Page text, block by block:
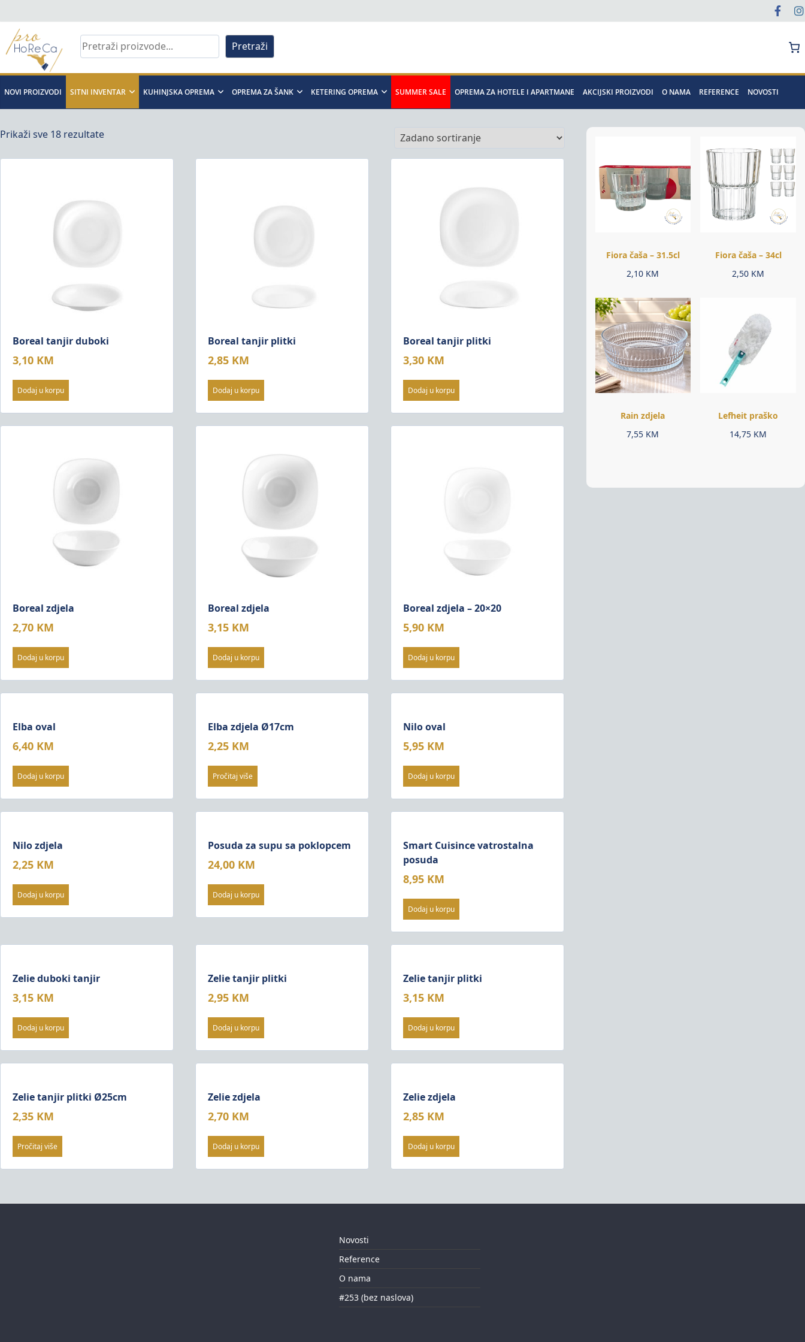
to
content
Pro
Horeca
d.o.o
Pro
Pretraži
NOVI PROIZVODI SITNI INVENTAR KUHINJSKA OPREMA OPREMA ZA ŠANK KETERING OPREMA SUMMER SALE OPREMA ZA HOTELE I APARTMANE AKCIJSKI PROIZVODI O NAMA REFERENCE NOVOSTI
Prikaži sve 18 rezultate
Boreal tanjir duboki
3,10 KM
Dodaj u korpu
Boreal tanjir plitki
2,85 KM
Dodaj u korpu
Boreal tanjir plitki
3,30 KM
Dodaj u korpu
Boreal zdjela
2,70 KM
Dodaj u korpu
Boreal zdjela
3,15 KM
Dodaj u korpu
Boreal zdjela – 20×20
5,90 KM
Dodaj u korpu
Elba oval
6,40 KM
Dodaj u korpu
Elba zdjela Ø17cm
2,25 KM
Pročitaj više
Nilo oval
5,95 KM
Dodaj u korpu
Nilo zdjela
2,25 KM
Dodaj u korpu
Posuda za supu sa poklopcem
24,00 KM
Dodaj u korpu
Smart Cuisince vatrostalna
posuda
8,95 KM
Dodaj u korpu
Zelie duboki tanjir
3,15 KM
Dodaj u korpu
Zelie tanjir plitki
2,95 KM
Dodaj u korpu
Zelie tanjir plitki
3,15 KM
Dodaj u korpu
Zelie tanjir plitki Ø25cm
2,35 KM
Pročitaj više
Zelie zdjela
2,70 KM
Dodaj u korpu
Zelie zdjela
2,85 KM
Dodaj u korpu
Fiora čaša – 31.5cl
2,10 KM
Fiora čaša – 34cl
2,50 KM
Rain zdjela
7,55 KM
Lefheit praško
14,75 KM
Novosti
Reference
O nama
#253 (bez naslova)